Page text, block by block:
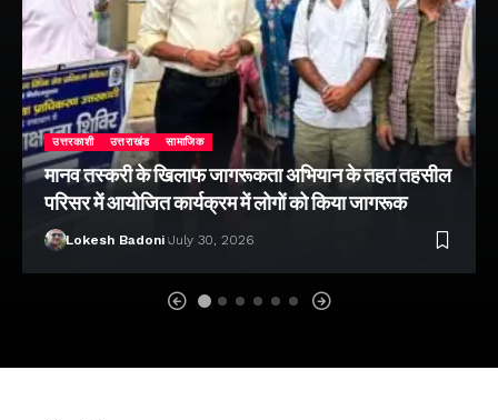
उत्तरकाशी उत्तराखंड सामाजिक
मानव तस्करी के खिलाफ जागरूकता अभियान के तहत तहसील
परिसर में आयोजित कार्यक्रम में लोगों को किया जागरूक
Lokesh Badoni July 30, 2026